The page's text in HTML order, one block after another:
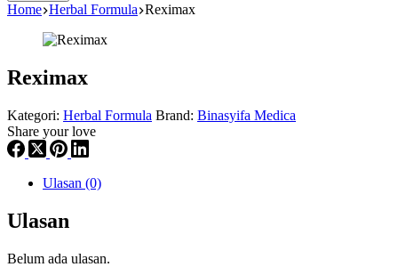
Home Herbal Formula Reximax
Reximax
Kategori: Herbal Formula Brand: Binasyifa Medica
Share your love
Ulasan (0)
Ulasan
Belum ada ulasan.